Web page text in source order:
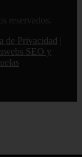
reservados.
de Privacidad
SEO y